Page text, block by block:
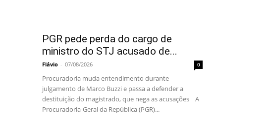
PGR pede perda do cargo de
ministro do STJ acusado de...
Flávio - 07/08/2026 0
Procuradoria muda entendimento durante
julgamento de Marco Buzzi e passa a defender a
destituição do magistrado, que nega as acusações A
Procuradoria-Geral da República (PGR)...